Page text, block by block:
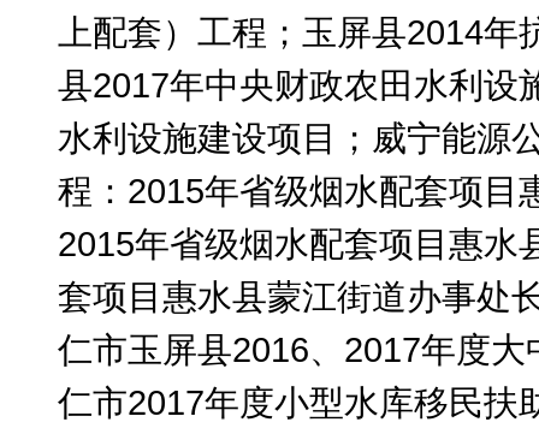
上配套）工程；玉屏县2014年
县2017年中央财政农田水利设
水利设施建设项目；威宁能源
程： 2015年省级烟水配套项目
2015年省级烟水配套项目惠水
套项目惠水县蒙江街道办事处
仁市玉屏县2016、 2017年度大
仁市2017年度小型水库移民扶